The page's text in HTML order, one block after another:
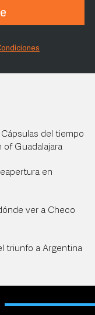
del tiempo
of Guadalajara
en
ver a Checo
triunfo a Argentina